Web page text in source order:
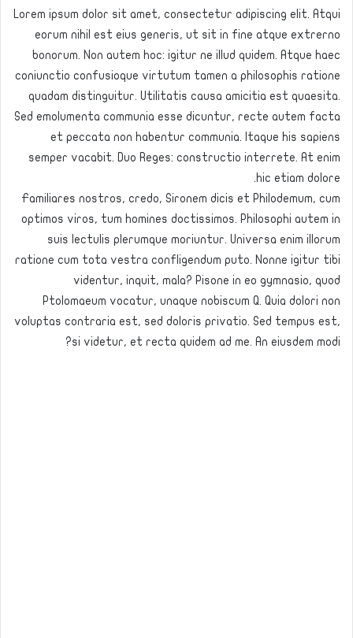
Lorem ipsum dolor sit amet, consectetur adipiscing elit. Atqui
eorum nihil est eius generis, ut sit in fine atque extrerno
bonorum. Non autem hoc: igitur ne illud quidem. Atque haec
coniunctio confusioque virtutum tamen a philosophis ratione
quadam distinguitur. Utilitatis causa amicitia est quaesita.
Sed emolumenta communia esse dicuntur, recte autem facta
et peccata non habentur communia. Itaque his sapiens
semper vacabit. Duo Reges: constructio interrete. At enim
hic etiam dolore.
Familiares nostros, credo, Sironem dicis et Philodemum, cum
optimos viros, tum homines doctissimos. Philosophi autem in
suis lectulis plerumque moriuntur. Universa enim illorum
ratione cum tota vestra confligendum puto. Nonne igitur tibi
videntur, inquit, mala? Pisone in eo gymnasio, quod
Ptolomaeum vocatur, unaque nobiscum Q. Quia dolori non
voluptas contraria est, sed doloris privatio. Sed tempus est,
si videtur, et recta quidem ad me. An eiusdem modi?